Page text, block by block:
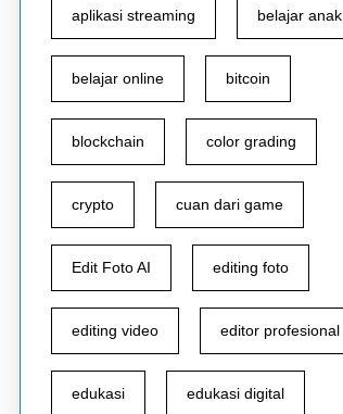
aplikasi streaming belajar anak
belajar online bitcoin
blockchain color grading
crypto cuan dari game
Edit Foto AI editing foto
editing video editor profesional
edukasi edukasi digital